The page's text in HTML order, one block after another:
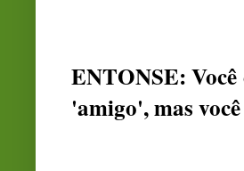
ENTONSE:
'amigo', mas